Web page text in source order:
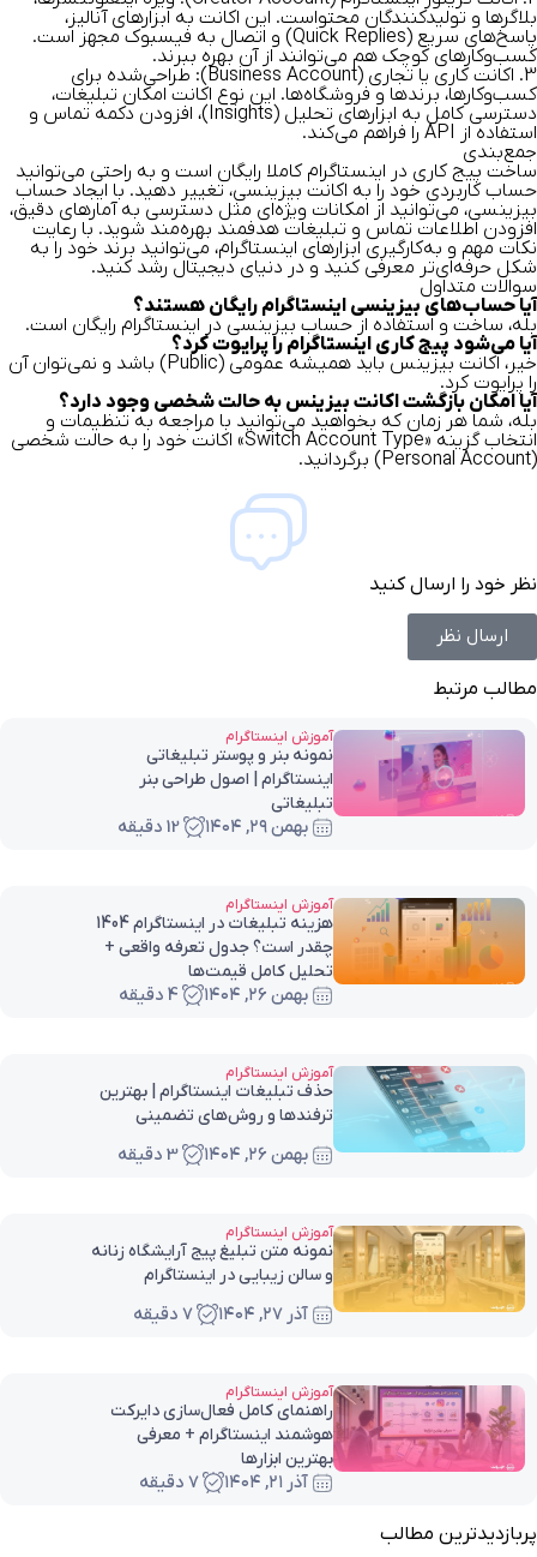
بلاگرها و تولیدکنندگان محتواست. این اکانت به ابزارهای آنالیز،
پاسخ‌های سریع (Quick Replies) و اتصال به فیسبوک مجهز است.
کسب‌و‌کارهای کوچک هم می‌توانند از آن بهره ببرند.
3. اکانت کاری یا تجاری (Business Account):
طراحی‌شده برای
کسب‌و‌کارها، برندها و فروشگاه‌ها. این نوع اکانت امکان تبلیغات،
دسترسی کامل به ابزارهای تحلیل (Insights)، افزودن دکمه تماس و
استفاده از API را فراهم می‌کند.
جمع‌بندی
ساخت پیج کاری در اینستاگرام کاملا رایگان است و به راحتی می‌توانید
حساب کاربردی خود را به اکانت بیزینسی، تغییر دهید. با ایجاد حساب
بیزینسی، می‌توانید از امکانات ویژه‌ای مثل دسترسی به آمارهای دقیق،
افزودن اطلاعات تماس و تبلیغات هدفمند بهره‌مند شوید. با رعایت
نکات مهم و به‌کارگیری ابزارهای اینستاگرام، می‌توانید برند خود را به
شکل حرفه‌ای‌تر معرفی کنید و در دنیای دیجیتال رشد کنید.
سوالات متداول
آیا حساب‌های بیزینسی اینستاگرام رایگان هستند؟
بله، ساخت و استفاده از حساب بیزینسی در اینستاگرام رایگان است.
آیا می‌شود پیج کاری اینستاگرام را پرایوت کرد؟
خیر، اکانت بیزینس باید همیشه عمومی (Public) باشد و نمی‌توان آن
را پرایوت کرد.
آیا امکان بازگشت اکانت بیزینس به حالت شخصی وجود دارد؟
بله، شما هر زمان که بخواهید می‌توانید با مراجعه به تنظیمات و
انتخاب گزینه «Switch Account Type» اکانت خود را به حالت شخصی
(Personal Account) برگردانید.
نظر خود را ارسال کنید
ارسال نظر
مطالب مرتبط
آموزش اینستاگرام
نمونه بنر و پوستر تبلیغاتی
اینستاگرام | اصول طراحی بنر
تبلیغاتی
بهمن ۲۹, ۱۴۰۴ 12 دقیقه
آموزش اینستاگرام
هزینه تبلیغات در اینستاگرام 1404
چقدر است؟ جدول تعرفه واقعی +
تحلیل کامل قیمت‌ها
بهمن ۲۶, ۱۴۰۴ 4 دقیقه
آموزش اینستاگرام
حذف تبلیغات اینستاگرام | بهترین
ترفندها و روش‌های تضمینی
بهمن ۲۶, ۱۴۰۴ 3 دقیقه
آموزش اینستاگرام
نمونه متن تبلیغ پیج آرایشگاه زنانه
و سالن زیبایی در اینستاگرام
آذر ۲۷, ۱۴۰۴ 7 دقیقه
آموزش اینستاگرام
راهنمای کامل فعال‌سازی دایرکت
هوشمند اینستاگرام + معرفی
بهترین ابزارها
آذر ۲۱, ۱۴۰۴ 7 دقیقه
پربازدیدترین مطالب